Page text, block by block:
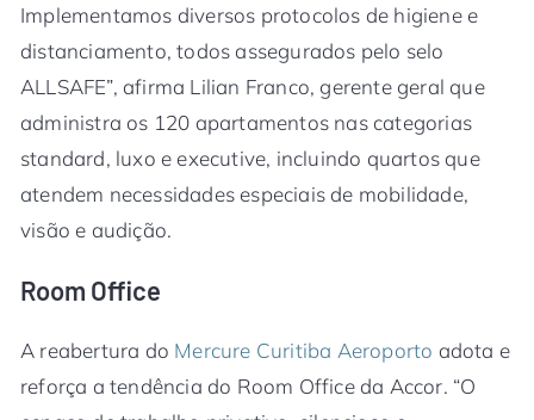
Implementamos diversos protocolos de higiene e
distanciamento, todos assegurados pelo selo
ALLSAFE”, afirma Lilian Franco, gerente geral que
administra os 120 apartamentos nas categorias
standard, luxo e executive, incluindo quartos que
atendem necessidades especiais de mobilidade,
visão e audição.
Room Office
A reabertura do Mercure Curitiba Aeroporto adota e
reforça a tendência do Room Office da Accor. “O